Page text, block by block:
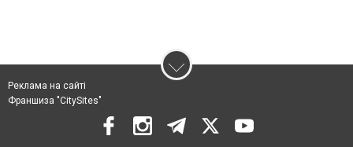
Реклама на сайті
Франшиза "CitySites"